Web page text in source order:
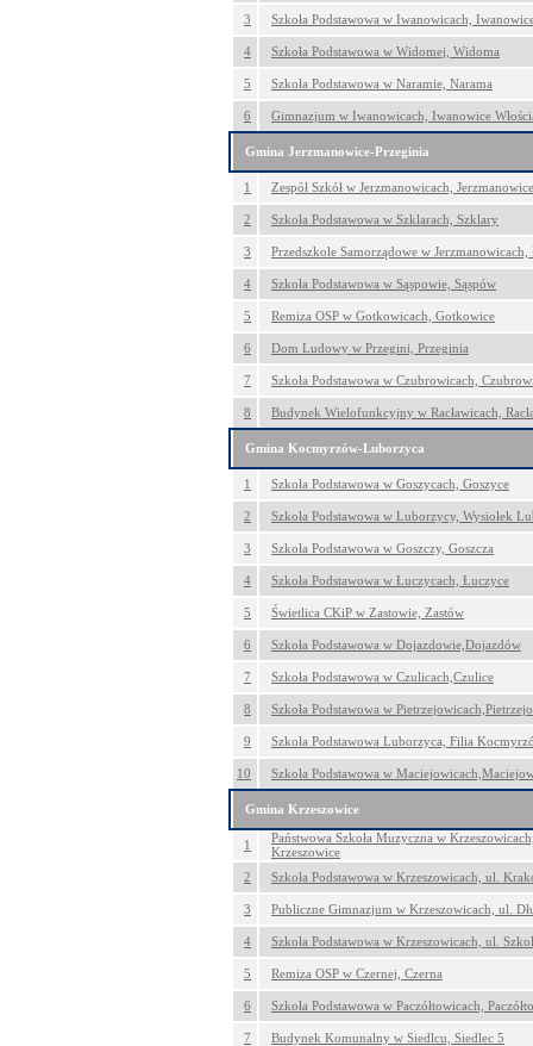
3 Szkoła Podstawowa w Iwanowicach,
4 Szkoła Podstawowa w Widomej, Widoma
5 Szkoła Podstawowa w Naramie, Narama
6 Gimnazjum w Iwanowicach, Iwanowice
Gmina Jerzmanowice-Przeginia
1 Zespół Szkół w Jerzmanowicach, Jerzmanowice
2 Szkoła Podstawowa w Szklarach, Szklary
3 Przedszkole Samorządowe w Jerzmanowicach,
4 Szkoła Podstawowa w Sąspowie, Sąspów
5 Remiza OSP w Gotkowicach, Gotkowice
6 Dom Ludowy w Przegini, Przeginia
7 Szkoła Podstawowa w Czubrowicach,
8 Budynek Wielofunkcyjny w Racławicach,
Gmina Kocmyrzów-Luborzyca
1 Szkoła Podstawowa w Goszycach, Goszyce
2 Szkoła Podstawowa w Luborzycy, Wysiołek
3 Szkoła Podstawowa w Goszczy, Goszcza
4 Szkoła Podstawowa w Łuczycach, Łuczyce
5 Świetlica CKiP w Zastowie, Zastów
6 Szkoła Podstawowa w Dojazdowie,Dojazdów
7 Szkoła Podstawowa w Czulicach,Czulice
8 Szkoła Podstawowa w
9 Szkoła Podstawowa Luborzyca, Filia
10 Szkoła Podstawowa w
Gmina Krzeszowice
1
Państwowa Szkoła Muzyczna w
Krzeszowice
2
Szkoła Podstawowa w Krzeszowicach, ul.
3 Publiczne Gimnazjum w Krzeszowicach, ul.
4 Szkoła Podstawowa w Krzeszowicach, ul.
5 Remiza OSP w Czernej, Czerna
6 Szkoła Podstawowa w Paczółtowicach,
7 Budynek Komunalny w Siedlcu, Siedlec 5